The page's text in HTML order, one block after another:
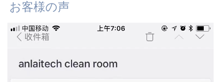
お客様の声